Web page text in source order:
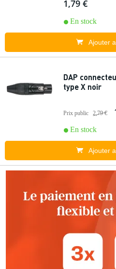
1,79 €
En stock
Ajouter
DAP
type X noir
Prix public 2,79 €
En stock
Ajouter